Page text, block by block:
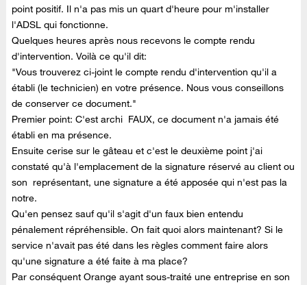
point positif. Il n'a pas mis un quart d'heure pour m'installer
l'ADSL qui fonctionne.
Quelques heures après nous recevons le compte rendu
d'intervention. Voilà ce qu'il dit:
"Vous trouverez ci-joint le compte rendu d'intervention qu'il a
établi (le technicien) en votre présence. Nous vous conseillons
de conserver ce document."
Premier point: C'est archi FAUX, ce document n'a jamais été
établi en ma présence.
Ensuite cerise sur le gâteau et c'est le deuxième point j'ai
constaté qu'à l'emplacement de la signature réservé au client ou
son représentant, une signature a été apposée qui n'est pas la
notre.
Qu'en pensez sauf qu'il s'agit d'un faux bien entendu
pénalement répréhensible. On fait quoi alors maintenant? Si le
service n'avait pas été dans les règles comment faire alors
qu'une signature a été faite à ma place?
Par conséquent Orange ayant sous-traité une entreprise en son